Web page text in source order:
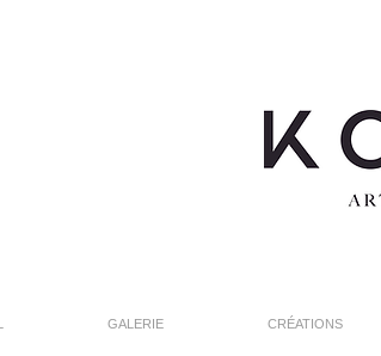
GALERIE CRÉATIONS